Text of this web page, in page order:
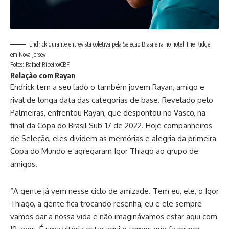
Endrick durante entrevista coletiva pela Seleção Brasileira no hotel The Ridge,
em Nova Jersey
Fotos: Rafael Ribeiro/CBF
Relação com Rayan
Endrick tem a seu lado o também jovem Rayan, amigo e
rival de longa data das categorias de base. Revelado pelo
Palmeiras, enfrentou Rayan, que despontou no Vasco, na
final da Copa do Brasil Sub-17 de 2022. Hoje companheiros
de Seleção, eles dividem as memórias e alegria da primeira
Copa do Mundo e agregaram Igor Thiago ao grupo de
amigos.
“A gente já vem nesse ciclo de amizade. Tem eu, ele, o Igor
Thiago, a gente fica trocando resenha, eu e ele sempre
vamos dar a nossa vida e não imaginávamos estar aqui com